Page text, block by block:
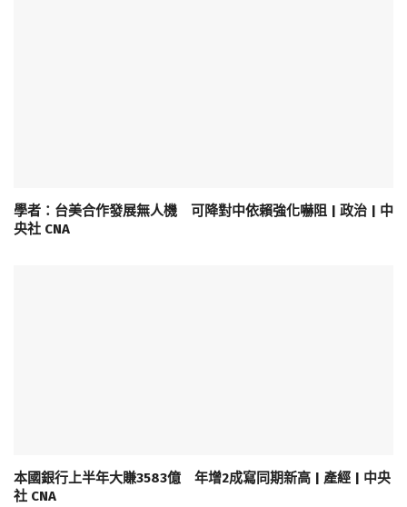
學者：台美合作發展無人機 可降對中依賴強化嚇阻 | 政治 | 中
央社 CNA
本國銀行上半年大賺3583億 年增2成寫同期新高 | 產經 | 中央
社 CNA